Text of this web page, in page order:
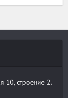
10, строение 2.